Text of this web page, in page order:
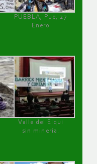
PUEBLA, Pue, 27
Enero
Valle del Elqui
sin minería.